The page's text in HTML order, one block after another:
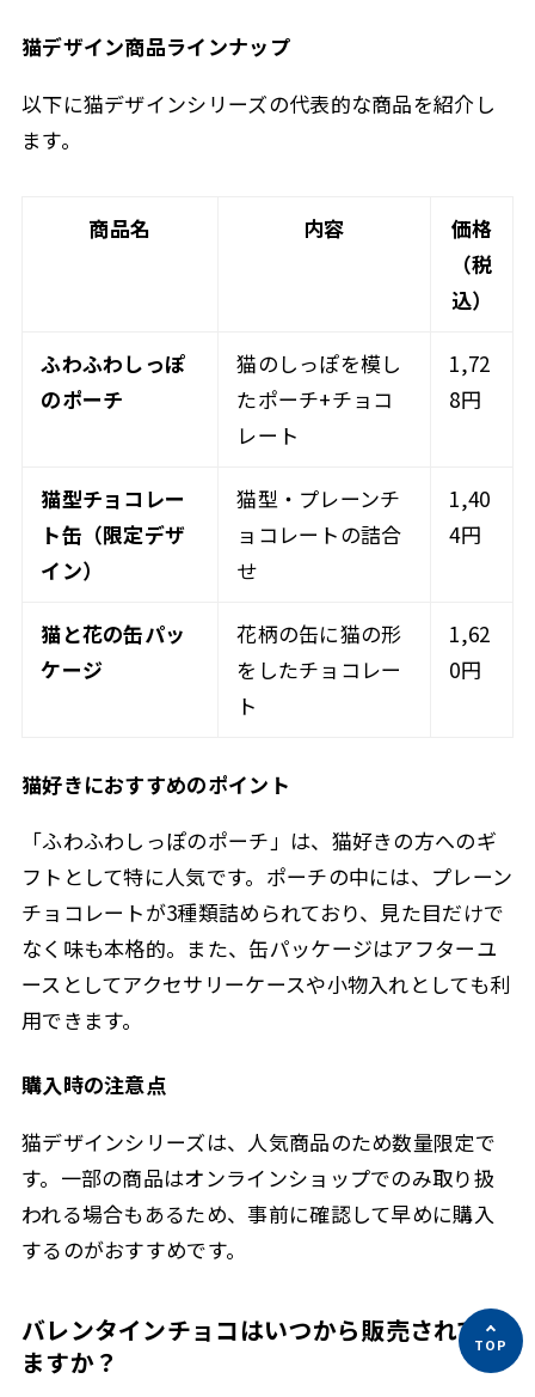
猫デザイン商品ラインナップ
以下に猫デザインシリーズの代表的な商品を紹介し
ます。
商品名 内容
価格
（税
込）
ふわふわしっぽ
のポーチ
猫のしっぽを模し
たポーチ+チョコ
レート
1,72
8円
猫型チョコレー
ト缶（限定デザ
イン）
猫型・プレーンチ
ョコレートの詰合
せ
1,40
4円
猫と花の缶パッ
ケージ
花柄の缶に猫の形
をしたチョコレー
ト
1,62
0円
猫好きにおすすめのポイント
「ふわふわしっぽのポーチ」は、猫好きの方へのギ
フトとして特に人気です。ポーチの中には、プレーン
チョコレートが3種類詰められており、見た目だけで
なく味も本格的。また、缶パッケージはアフターユ
ースとしてアクセサリーケースや小物入れとしても利
用できます。
購入時の注意点
猫デザインシリーズは、人気商品のため数量限定で
す。一部の商品はオンラインショップでのみ取り扱
われる場合もあるため、事前に確認して早めに購入
するのがおすすめです。
バレンタインチョコはいつから販売されてい
ますか？